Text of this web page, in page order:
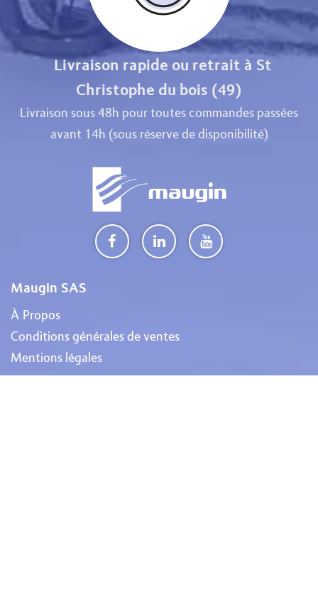
Livraison rapide ou retrait à St
Christophe du bois (49)
Livraison sous 48h pour toutes commandes passées
avant 14h (sous réserve de disponibilité)
Maugin SAS
À Propos
Conditions générales de ventes
Mentions légales